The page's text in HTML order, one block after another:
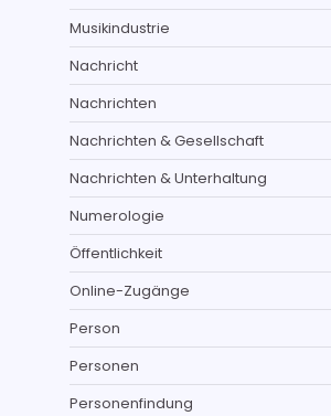
Musikindustrie
Nachricht
Nachrichten
Nachrichten & Gesellschaft
Nachrichten & Unterhaltung
Numerologie
Öffentlichkeit
Online-Zugänge
Person
Personen
Personenfindung